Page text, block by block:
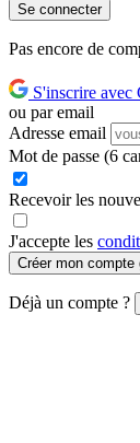
Se connecter
Pas encore de
S'inscrire avec
ou par email
Adresse email
Mot de passe (6
Recevoir les
J'accepte les
Créer mon compte
Déjà un compte ?